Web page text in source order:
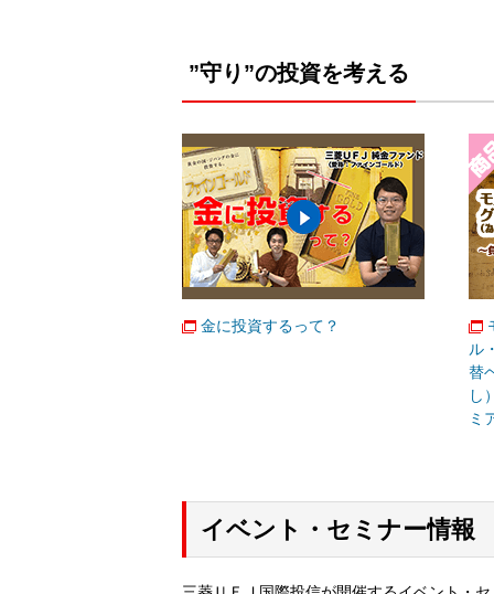
”守り”の投資を考える
金に投資するって？
ル
替
し
ミ
イベント・セミナー情報